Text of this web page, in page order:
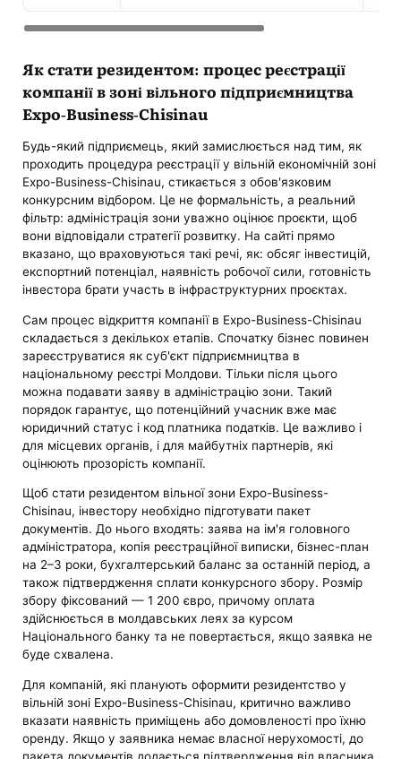
Як стати резидентом: процес реєстрації
компанії в зоні вільного підприємництва
Expo-Business-Chisinau
Будь-який підприємець, який замислюється над тим, як
проходить процедура реєстрації у вільній економічній зоні
Expo-Business-Chisinau, стикається з обов'язковим
конкурсним відбором. Це не формальність, а реальний
фільтр: адміністрація зони уважно оцінює проєкти, щоб
вони відповідали стратегії розвитку. На сайті прямо
вказано, що враховуються такі речі, як: обсяг інвестицій,
експортний потенціал, наявність робочої сили, готовність
інвестора брати участь в інфраструктурних проєктах.
Сам процес відкриття компанії в Expo-Business-Chisinau
складається з декількох етапів. Спочатку бізнес повинен
зареєструватися як суб'єкт підприємництва в
національному реєстрі Молдови. Тільки після цього
можна подавати заяву в адміністрацію зони. Такий
порядок гарантує, що потенційний учасник вже має
юридичний статус і код платника податків. Це важливо і
для місцевих органів, і для майбутніх партнерів, які
оцінюють прозорість компанії.
Щоб стати резидентом вільної зони Expo-Business-
Chisinau, інвестору необхідно підготувати пакет
документів. До нього входять: заява на ім'я головного
адміністратора, копія реєстраційної виписки, бізнес-план
на 2–3 роки, бухгалтерський баланс за останній період, а
також підтвердження сплати конкурсного збору. Розмір
збору фіксований — 1 200 євро, причому оплата
здійснюється в молдавських леях за курсом
Національного банку та не повертається, якщо заявка не
буде схвалена.
Для компаній, які планують оформити резидентство у
вільній зоні Expo-Business-Chisinau, критично важливо
вказати наявність приміщень або домовленості про їхню
оренду. Якщо у заявника немає власної нерухомості, до